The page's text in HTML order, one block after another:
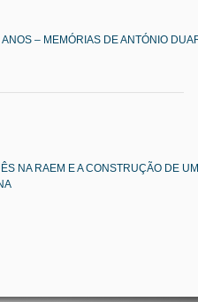
ANOS – MEMÓRIAS DE ANTÓNIO
NA RAEM E A CONSTRUÇÃO DE